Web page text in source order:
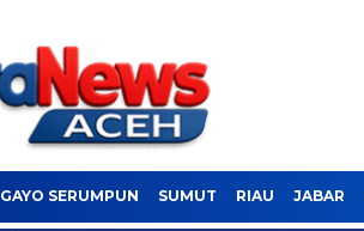
GAYO SERUMPUN SUMUT RIAU JABAR